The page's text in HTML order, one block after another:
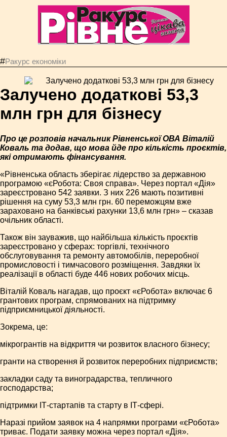
#Ракурс економiки
Залучено додаткові 53,3
млн грн для бізнесу
Про це розповів начальник Рівненської ОВА Віталій
Коваль та додав, що мова йде про кількість проєктів,
які отримають фінансування.
«Рівненська область зберігає лідерство за державною
програмою «єРобота: Своя справа». Через портал «Дія»
зареєстровано 542 заявки. З них 226 мають позитивні
рішення на суму 53,3 млн грн. 60 переможцям вже
зараховано на банківські рахунки 13,6 млн грн» – сказав
очільник області.
Також він зауважив, що найбільша кількість проєктів
зареєстровано у сферах: торгівлі, технічного
обслуговування та ремонту автомобілів, переробної
промисловості і тимчасового розміщення. Завдяки їх
реалізації в області буде 446 нових робочих місць.
Віталій Коваль нагадав, що проєкт «єРобота» включає 6
грантових програм, спрямованих на підтримку
підприємницької діяльності.
Зокрема, це:
мікрогрантів на відкриття чи розвиток власного бізнесу;
гранти на створення й розвиток переробних підприємств;
закладки саду та виноградарства, тепличного
господарства;
підтримки ІТ-стартапів та старту в ІТ-сфері.
Наразі прийом заявок на 4 напрямки програми «єРобота»
триває. Подати заявку можна через портал «Дія».